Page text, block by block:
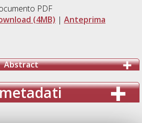
PDF
(4MB) | Anteprima
Abstract